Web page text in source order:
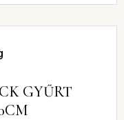
GYŰRT